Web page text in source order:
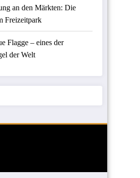
an den Märkten: Die
Freizeitpark
Flagge – eines der
der Welt